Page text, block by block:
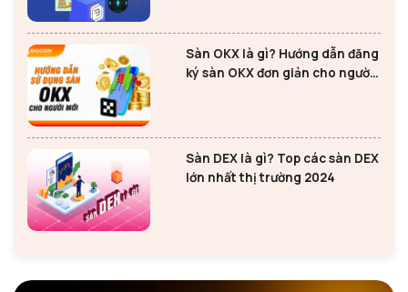
Sàn OKX là gì? Hướng dẫn đăng
ký sàn OKX đơn giản cho người
Sàn DEX là gì? Top các sàn DEX
lớn nhất thị trường 2024